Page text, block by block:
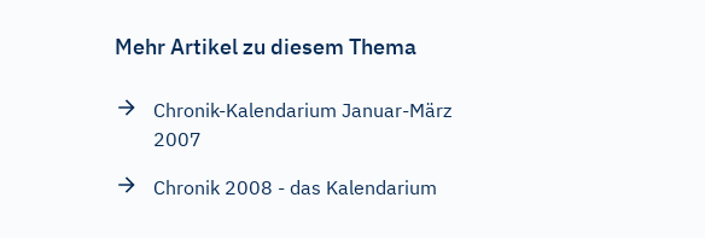
Mehr Artikel zu diesem Thema
Chronik-Kalendarium Januar-März
2007
Chronik 2008 - das Kalendarium